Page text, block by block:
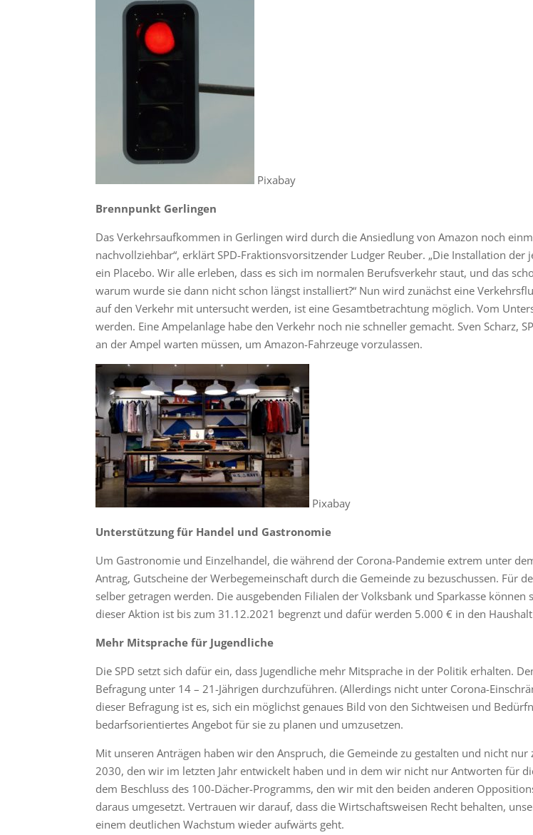
Pixabay
Brennpunkt Gerlingen
Das Verkehrsaufkommen in Gerlingen wird durch die Ansiedlung von Amazon noch
nachvollziehbar“, erklärt SPD-Fraktionsvorsitzender Ludger Reuber. „Die Installation
ein Placebo. Wir alle erleben, dass es sich im normalen Berufsverkehr staut, und das
warum wurde sie dann nicht schon längst installiert?“ Nun wird zunächst eine
auf den Verkehr mit untersucht werden, ist eine Gesamtbetrachtung möglich. Vom
werden. Eine Ampelanlage habe den Verkehr noch nie schneller gemacht. Sven Scharz,
an der Ampel warten müssen, um Amazon-Fahrzeuge vorzulassen.
Pixabay
Unterstützung für Handel und Gastronomie
Um Gastronomie und Einzelhandel, die während der Corona-Pandemie extrem unter
Antrag, Gutscheine der Werbegemeinschaft durch die Gemeinde zu bezuschussen. Für
selber getragen werden. Die ausgebenden Filialen der Volksbank und Sparkasse
dieser Aktion ist bis zum 31.12.2021 begrenzt und dafür werden 5.000 € in den
Mehr Mitsprache für Jugendliche
Die SPD setzt sich dafür ein, dass Jugendliche mehr Mitsprache in der Politik erhalten.
Befragung unter 14 – 21-Jährigen durchzuführen. (Allerdings nicht unter Corona-
dieser Befragung ist es, sich ein möglichst genaues Bild von den Sichtweisen und
bedarfsorientiertes Angebot für sie zu planen und umzusetzen.
Mit unseren Anträgen haben wir den Anspruch, die Gemeinde zu gestalten und nicht
2030, den wir im letzten Jahr entwickelt haben und in dem wir nicht nur Antworten für
dem Beschluss des 100-Dächer-Programms, den wir mit den beiden anderen
daraus umgesetzt. Vertrauen wir darauf, dass die Wirtschaftsweisen Recht behalten,
einem deutlichen Wachstum wieder aufwärts geht.